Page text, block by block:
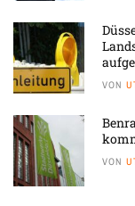
VON
VON